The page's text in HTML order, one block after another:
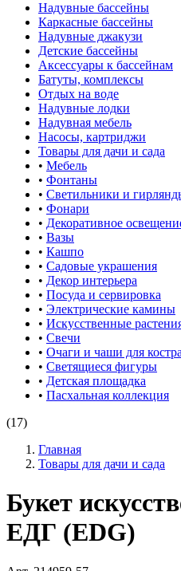
Надувные бассейны
Каркасные бассейны
Надувные джакузи
Детские бассейны
Аксессуары к бассейнам
Батуты, комплексы
Отдых на воде
Надувные лодки
Надувная мебель
Насосы, картриджи
Товары для дачи и сада
• Мебель
• Фонтаны
• Светильники и
• Фонари
• Декоративное
• Вазы
• Кашпо
• Садовые украшения
• Декор интерьера
• Посуда и сервировка
• Электрические камины
• Искусственные
• Свечи
• Очаги и чаши для
• Светящиеся фигуры
• Детская площадка
• Пасхальная коллекция
(17)
Главная
Товары для дачи и сада
Букет
ЕДГ (EDG)